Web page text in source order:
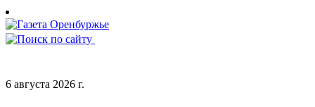
Skip
to
content
6 августа 2026 г.